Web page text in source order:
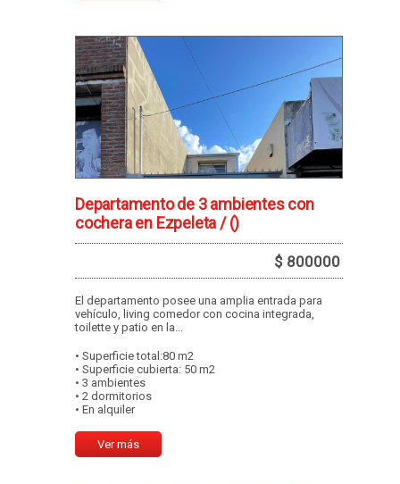
Departamento de 3 ambientes con
cochera en Ezpeleta /()
$ 800000
El departamento posee una amplia entrada para
vehículo, living comedor con cocina integrada,
toilette y patio en la...
• Superficie total:80 m2
• Superficie cubierta: 50 m2
• 3 ambientes
• 2 dormitorios
• En alquiler
Ver más